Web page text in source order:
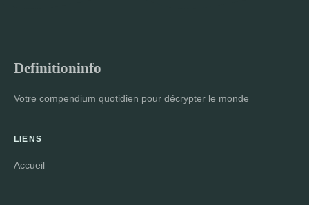
Definitioninfo
Votre compendium quotidien pour décrypter le monde
LIENS
Accueil